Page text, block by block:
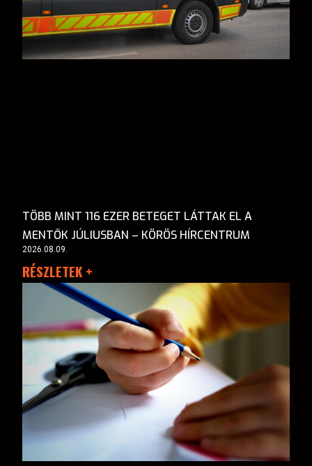
TÖBB MINT 116 EZER BETEGET LÁTTAK EL A
MENTŐK JÚLIUSBAN – KÖRÖS HÍRCENTRUM
2026.08.09.
RÉSZLETEK +